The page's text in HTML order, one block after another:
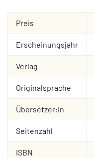
Preis
Erscheinungsjahr
Verlag
Originalsprache
Übersetzer:in
Seitenzahl
ISBN